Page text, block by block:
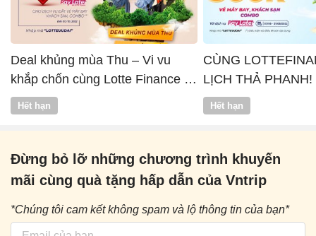
Deal khủng mùa Thu – Vi vu
khắp chốn cùng Lotte Finance x
Vntrip
Hết hạn
CÙNG
LỊCH THẢ PHANH!
Hết hạn
Đừng bỏ lỡ những chương trình khuyến
mãi cùng quà tặng hấp dẫn của Vntrip
*Chúng tôi cam kết không spam và lộ thông tin của bạn*